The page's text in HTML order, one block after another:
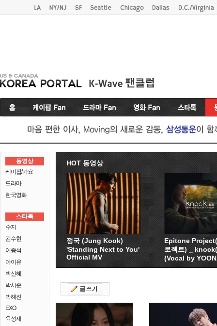
동영상
케이팝/가요
드라마
한국영화
스타톡
수지
김수현
이종석
아이유
박신혜
박서준
박해진
EXO
육성재
HOT 동영상
정국 (Jung Kook)
'Standing Next to You'
Official MV
Epitone
로젝트) _
(Vocal by